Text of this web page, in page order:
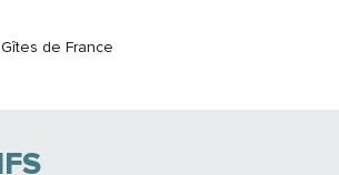
Gîtes de France